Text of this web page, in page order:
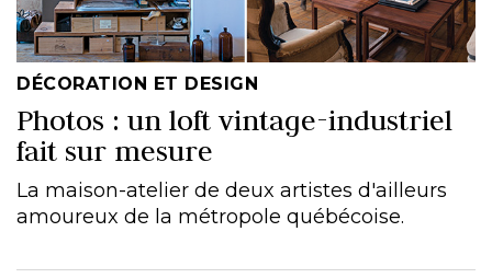
DÉCORATION ET DESIGN
Photos : un loft vintage-industriel
fait sur mesure
La maison-atelier de deux artistes d'ailleurs
amoureux de la métropole québécoise.